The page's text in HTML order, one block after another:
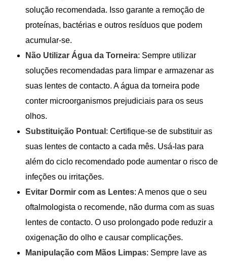
solução recomendada. Isso garante a remoção de
proteínas, bactérias e outros resíduos que podem
acumular-se.
Não Utilizar Água da Torneira: Sempre utilizar
soluções recomendadas para limpar e armazenar as
suas lentes de contacto. A água da torneira pode
conter microorganismos prejudiciais para os seus
olhos.
Substituição Pontual : Certifique-se de substituir as
suas lentes de contacto a cada mês. Usá-las para
além do ciclo recomendado pode aumentar o risco de
infeções ou irritações.
Evitar Dormir com as Lentes: A menos que o seu
oftalmologista o recomende, não durma com as suas
lentes de contacto. O uso prolongado pode reduzir a
oxigenação do olho e causar complicações.
Manipulação com Mãos Limpas: Sempre lave as